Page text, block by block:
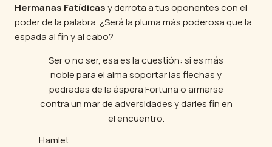
Hermanas Fatídicasy derrota a tus oponentes con el
poder de la palabra. ¿Será la pluma más poderosa que la
espada al fin y al cabo?
Ser o no ser, esa es la cuestión: si es más
noble para el alma soportar las flechas y
pedradas de la áspera Fortuna o armarse
contra un mar de adversidades y darles fin en
el encuentro.
Hamlet